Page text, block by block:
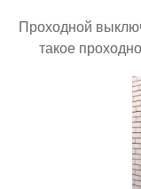
Проходной
такое